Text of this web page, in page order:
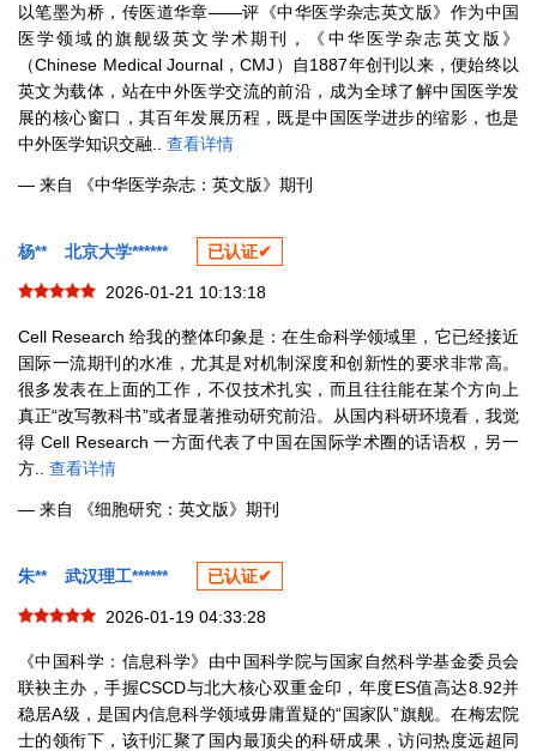
以笔墨为桥，传医道华章——评《中华医学杂志英文版》作为中国
医学领域的旗舰级英文学术期刊，《中华医学杂志英文版》
（Chinese Medical Journal，CMJ）自1887年创刊以来，便始终以
英文为载体，站在中外医学交流的前沿，成为全球了解中国医学发
展的核心窗口，其百年发展历程，既是中国医学进步的缩影，也是
中外医学知识交融.. 查看详情
— 来自 《中华医学杂志：英文版》期刊
杨** 北京大学****** 已认证✔
2026-01-21 10:13:18
Cell Research 给我的整体印象是：在生命科学领域里，它已经接近
国际一流期刊的水准，尤其是对机制深度和创新性的要求非常高。
很多发表在上面的工作，不仅技术扎实，而且往往能在某个方向上
真正“改写教科书”或者显著推动研究前沿。从国内科研环境看，我觉
得 Cell Research 一方面代表了中国在国际学术圈的话语权，另一
方.. 查看详情
— 来自 《细胞研究：英文版》期刊
朱** 武汉理工****** 已认证✔
2026-01-19 04:33:28
《中国科学：信息科学》由中国科学院与国家自然科学基金委员会
联袂主办，手握CSCD与北大核心双重金印，年度ES值高达8.92并
稳居A级，是国内信息科学领域毋庸置疑的“国家队”旗舰。在梅宏院
士的领衔下，该刊汇聚了国内最顶尖的科研成果，访问热度远超同